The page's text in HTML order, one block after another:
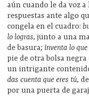
aún cuando le da voz
respuestas ante algo
congela en el cuadro:
lo logras, junto a una
de basura; inventa lo
pie de otra bolsa
un intrigante
das cuenta que eres tú,
por una puerta de